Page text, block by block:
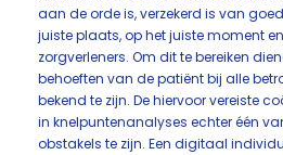
aan de orde is, verzekerd is van
juiste plaats, op het juiste moment
zorgverleners. Om dit te bereiken
behoeften van de patiënt bij alle
bekend te zijn. De hiervoor vereiste
in knelpuntenanalyses echter één
obstakels te zijn. Een digitaal